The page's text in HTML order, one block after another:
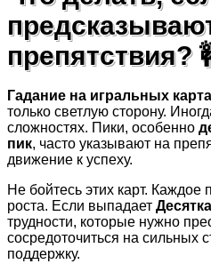
препятствия?
Гадание на игральных
только светлую сторону.
сложностях. Пики, особенно
пик, часто указывают на
движение к успеху.
Не бойтесь этих карт.
роста. Если выпадает
трудности, которые нужно
сосредоточиться на сильных
поддержку.